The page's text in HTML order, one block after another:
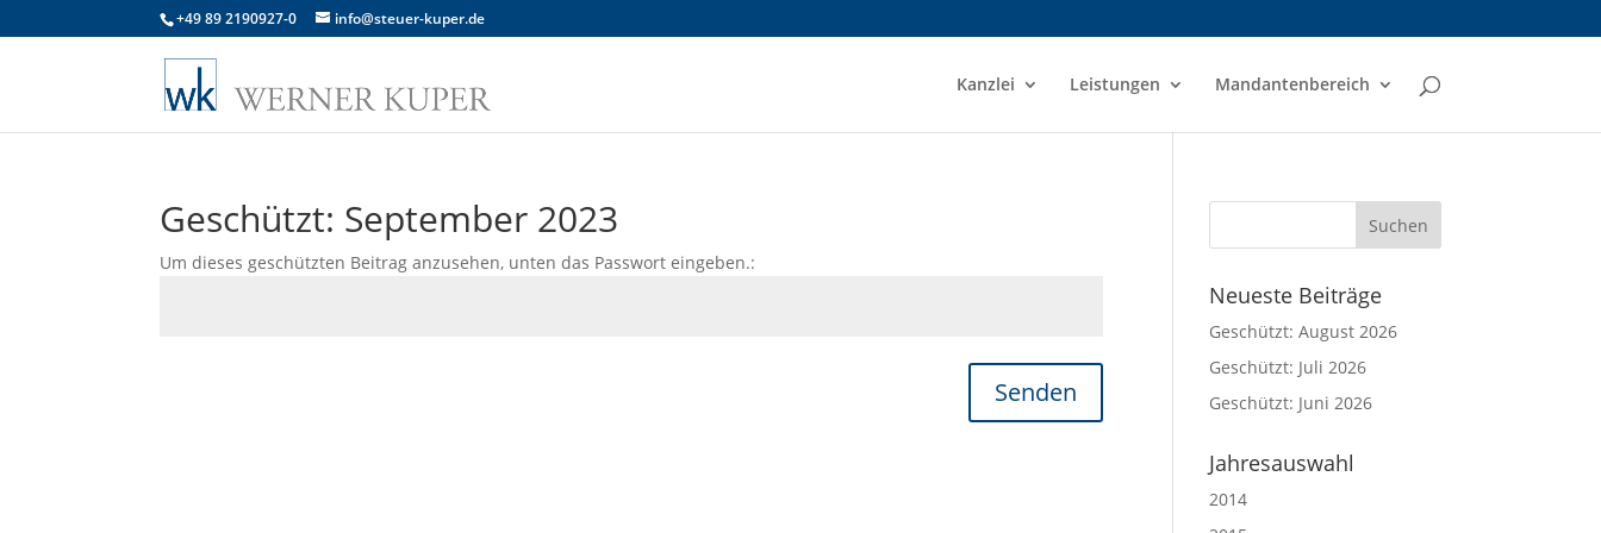
+49 89 2190927-0 info@steuer-kuper.de
Kanzlei Leistungen Mandantenbereich
Geschützt: September 2023
Um dieses geschützten Beitrag anzusehen, unten das Passwort eingeben.:
Senden
Neueste Beiträge
Geschützt: August 2026
Geschützt: Juli 2026
Geschützt: Juni 2026
Jahresauswahl
2014